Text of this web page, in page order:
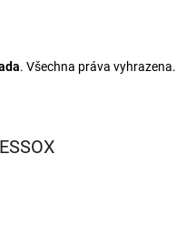
. Všechna práva vyhrazena.